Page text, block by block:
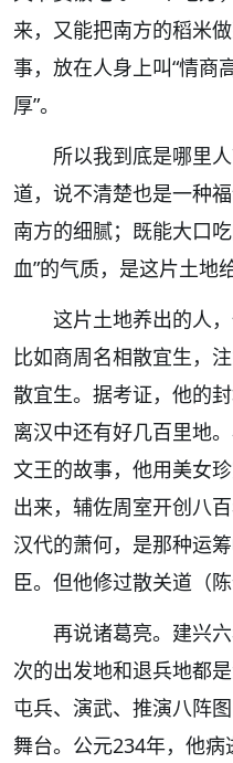
来，又能把南方的稻米
事，放在人身上叫“情商
厚”。
所以我到底是哪里
道，说不清楚也是一种
南方的细腻；既能大口
血”的气质，是这片土地
这片土地养出的人
比如商周名相散宜生，
散宜生。据考证，他的
离汉中还有好几百里地
文王的故事，他用美女
出来，辅佐周室开创八
汉代的萧何，是那种运筹
臣。但他修过散关道（
再说诸葛亮。建兴
次的出发地和退兵地都
屯兵、演武、推演八阵
舞台。公元234年，他病